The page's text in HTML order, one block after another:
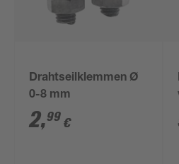
Drahtseilklemmen Ø
0-8 mm
2,99 €